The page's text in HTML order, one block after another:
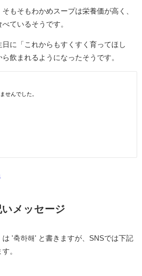
もそもわかめスープは栄養価が高く、
ているそうです。
に「これからもすくすく育ってほし
飲まれるようになったそうです。
いメッセージ
'축하해' と書きますが、SNSでは下記
。